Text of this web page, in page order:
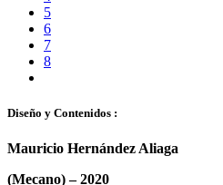
5
6
7
8
Diseño y Contenidos :
Mauricio Hernández Aliaga
(Mecano) –2020